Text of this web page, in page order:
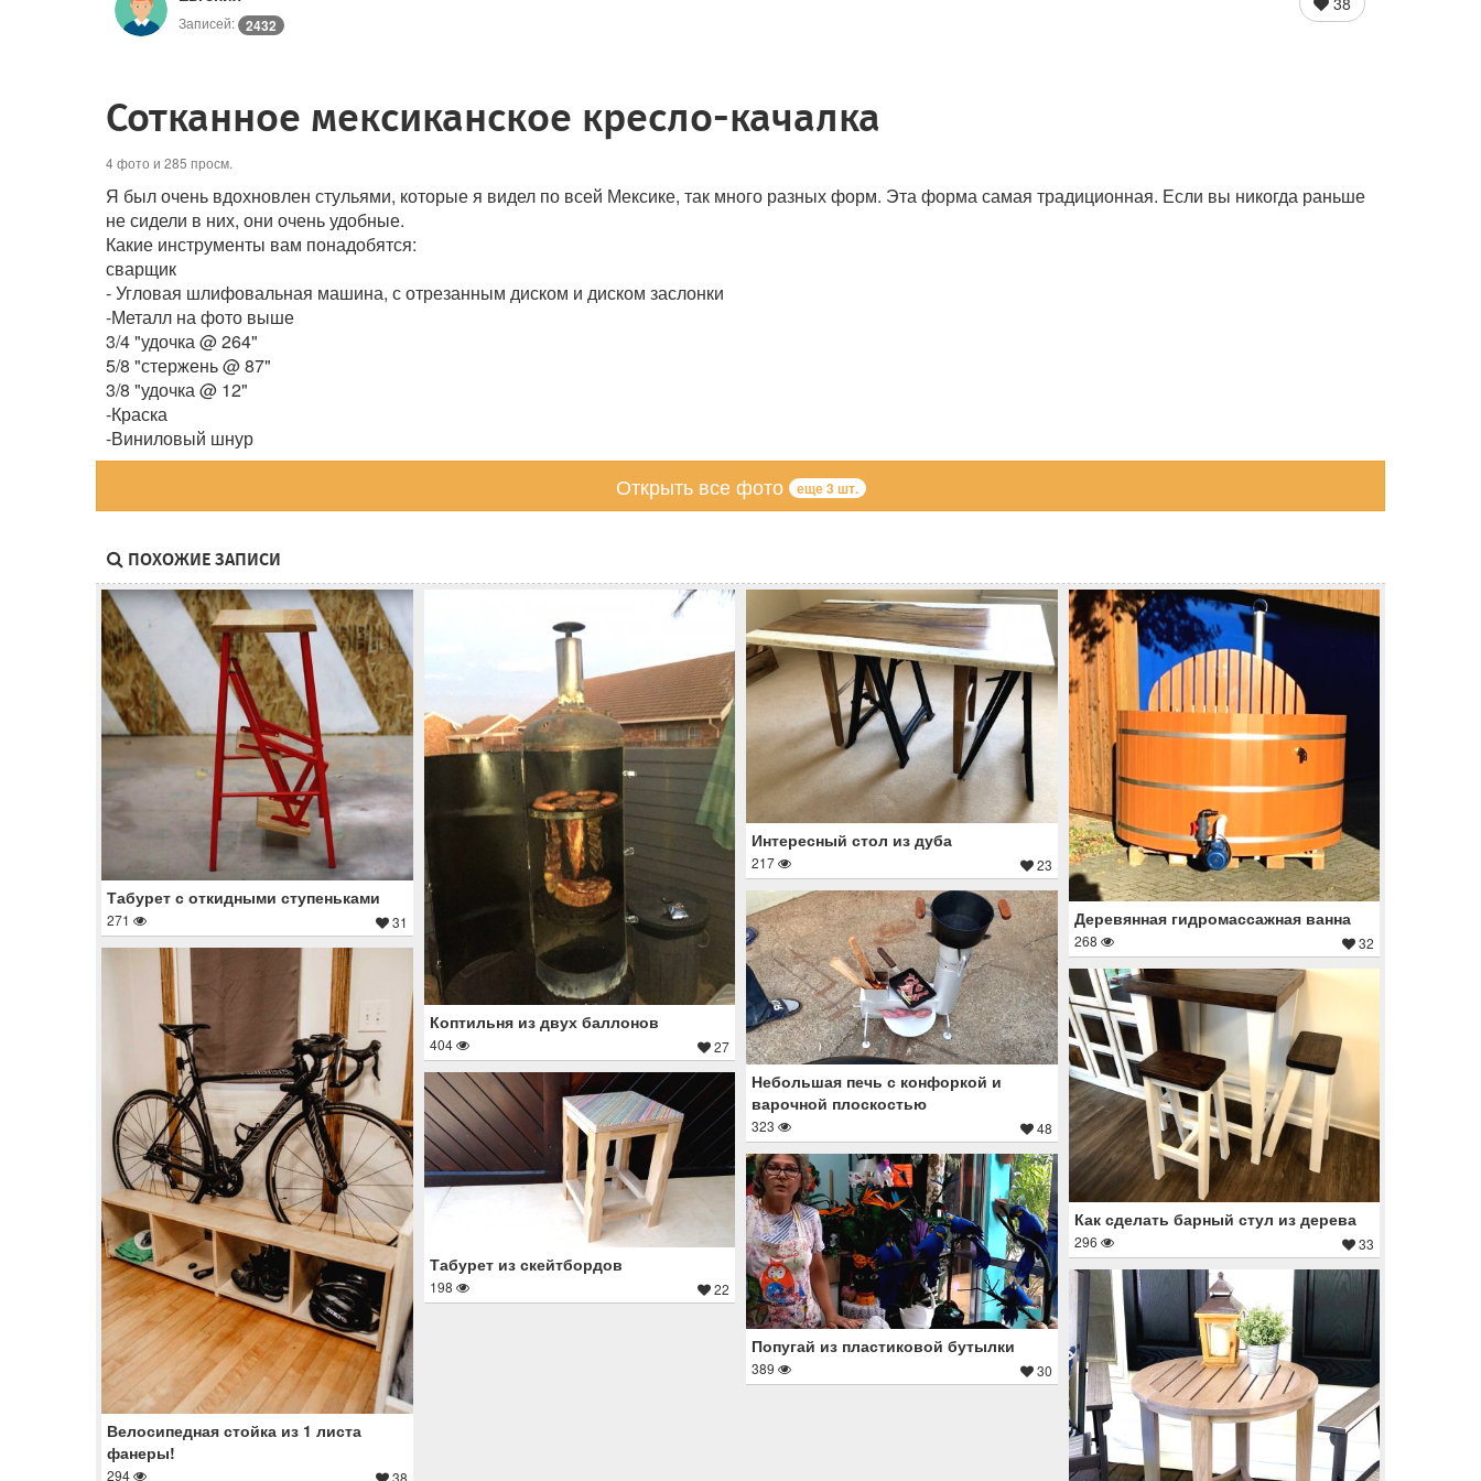
Записей: 2432
Сотканное мексиканское кресло-качалка
4 фото и 285 просм.
Я был очень вдохновлен стульями, которые я видел по всей Мексике, так много разных форм. Эта форма самая традиционная. Если вы никогда раньше
не сидели в них, они очень удобные.
Какие инструменты вам понадобятся:
сварщик
- Угловая шлифовальная машина, с отрезанным диском и диском заслонки
-Металл на фото выше
3/4 "удочка @ 264"
5/8 "стержень @ 87"
3/8 "удочка @ 12"
-Краска
-Виниловый шнур
Открыть все фото еще 3 шт.
ПОХОЖИЕ ЗАПИСИ
Табурет с откидными ступеньками
271 31
Коптильня из двух баллонов
404 27
Интересный стол из дуба
217 23
Деревянная гидромассажная ванна
268 32
Небольшая печь с конфоркой и
варочной плоскостью
323 48
Велосипедная стойка из 1 листа
фанеры!
294 38
Как сделать барный стул из дерева
296 33
Табурет из скейтбордов
198 22
Попугай из пластиковой бутылки
389 30